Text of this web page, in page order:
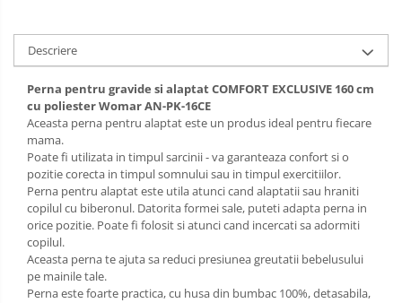
Saltele de infasat
Descriere
Perna pentru gravide si alaptat COMFORT EXCLUSIVE 160 cm
cu poliester Womar AN-PK-16CE
Aceasta perna pentru alaptat este un produs ideal pentru fiecare
mama.
Poate fi utilizata in timpul sarcinii - va garanteaza confort si o
pozitie corecta in timpul somnului sau in timpul exercitiilor.
Perna pentru alaptat este utila atunci cand alaptatii sau hraniti
copilul cu biberonul. Datorita formei sale, puteti adapta perna in
orice pozitie. Poate fi folosit si atunci cand incercati sa adormiti
copilul.
Aceasta perna te ajuta sa reduci presiunea greutatii bebelusului
pe mainile tale.
Perna este foarte practica, cu husa din bumbac 100%, detasabila,